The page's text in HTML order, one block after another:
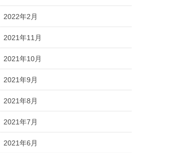
2022年2月
2021年11月
2021年10月
2021年9月
2021年8月
2021年7月
2021年6月